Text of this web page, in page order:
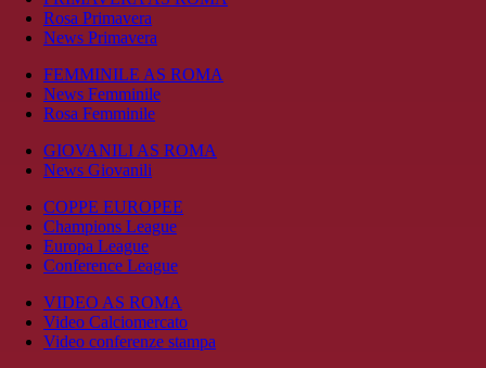
Rosa Primavera
News Primavera
FEMMINILE AS ROMA
News Femminile
Rosa Femminile
GIOVANILI AS ROMA
News Giovanili
COPPE EUROPEE
Champions League
Europa League
Conference League
VIDEO AS ROMA
Video Calciomercato
Video conferenze stampa